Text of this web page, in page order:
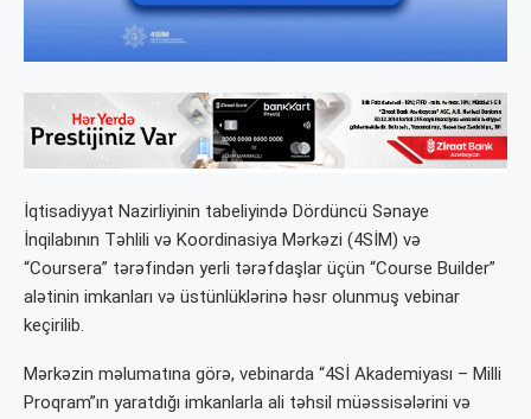
İqtisadiyyat Nazirliyinin tabeliyində Dördüncü Sənaye
İnqilabının Təhlili və Koordinasiya Mərkəzi (4SİM) və
“Coursera” tərəfindən yerli tərəfdaşlar üçün “Course Builder”
alətinin imkanları və üstünlüklərinə həsr olunmuş vebinar
keçirilib.
Mərkəzin məlumatına görə, vebinarda “4Sİ Akademiyası – Milli
Proqram”ın yaratdığı imkanlarla ali təhsil müəssisələrini və